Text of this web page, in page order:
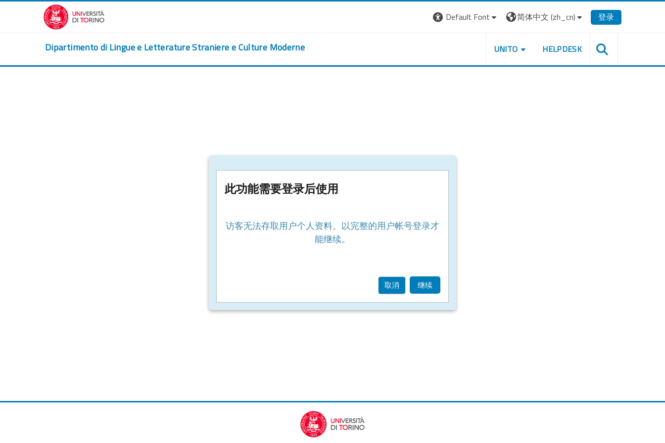
跳到主要内容
Default Font
简体中文 ‎(zh_cn)‎ 登录
Dipartimento di Lingue e Letterature Straniere e Culture Moderne UNITO HELPDESK
此功能需要登录后使用
访客无法存取用户个人资料。以完整的用户帐号登录才
能继续。
取消 继续